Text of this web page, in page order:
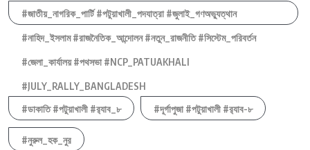
#জাতীয়_নাগরিক_পার্টি #পটুয়াখালী_পদযাত্রা #জুলাই_গণঅভ্যুত্থান
#নাহিদ_ইসলাম #রাজনৈতিক_আন্দোলন #নতুন_রাজনীতি #সিস্টেম_পরিবর্তন
#জেলা_কার্যালয় #পথসভা #NCP_PATUAKHALI
#JULY_RALLY_BANGLADESH
#ডাকাতি #পটুয়াখালী #র‍্যাব_৮
#দূর্গাপুজা #পটুয়াখালী #র‍্যাব-৮
#নুরুল_হক_নুর